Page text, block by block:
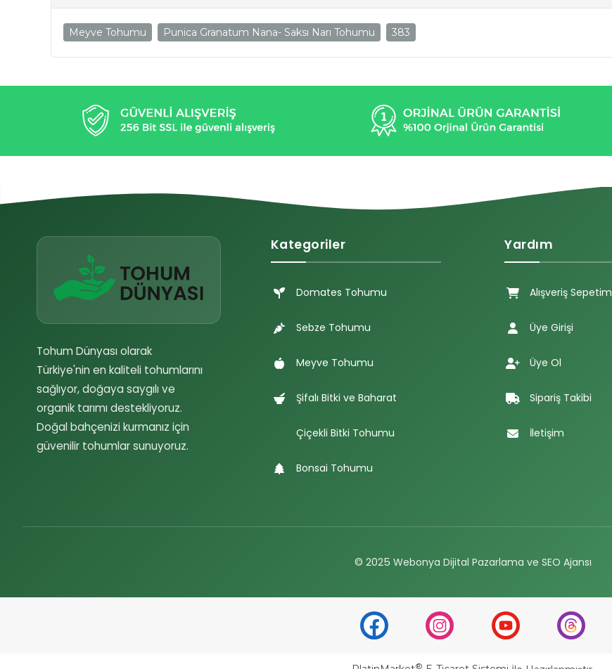
Meyve Tohumu Punica Granatum Nana- Saksı Narı Tohumu 383
Tohum Dünyası olarak
Türkiye'nin en kaliteli tohumlarını
sağlıyor, doğaya saygılı ve
organik tarımı destekliyoruz.
Doğal bahçenizi kurmanız için
güvenilir tohumlar sunuyoruz.
Kategoriler
Domates Tohumu
Sebze Tohumu
Meyve Tohumu
Şifalı Bitki ve Baharat
Çiçekli Bitki Tohumu
Bonsai Tohumu
Yardım
Alışveriş Sepetim
Üye Girişi
Üye Ol
Sipariş Takibi
İletişim
© 2025 Webonya Dijital Pazarlama ve SEO Ajansı
®